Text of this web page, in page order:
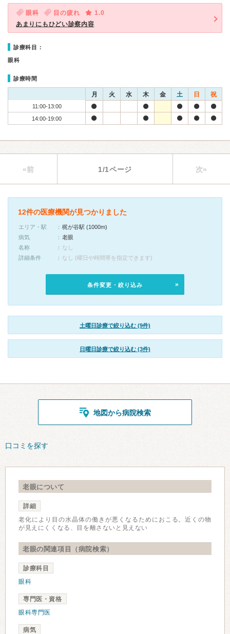
眼科 目の疲れ
1.0
あまりにもひどい診察内容
診療科目：
眼科
診療時間
月 火 水 木 金 土 日 祝
11:00-13:00
14:00-19:00
«前 1/1ページ 次»
12件の医療機関が見つかりました
エリア・駅
梶が谷駅 (1000m)
病気
老眼
名称
なし
詳細条件
なし (曜日や時間帯を指定できます)
条件変更・絞り込み
土曜日診療で絞り込む (9件)
日曜日診療で絞り込む (3件)
地図から病院検索
口コミを探す
老眼について
詳細
老化により目の水晶体の働きが悪くなるためにおこる。近くの物
が見えにくくなる、目を離さないと見えない
老眼の関連項目（病院検索）
診療科目
眼科
専門医・資格
眼科専門医
病気